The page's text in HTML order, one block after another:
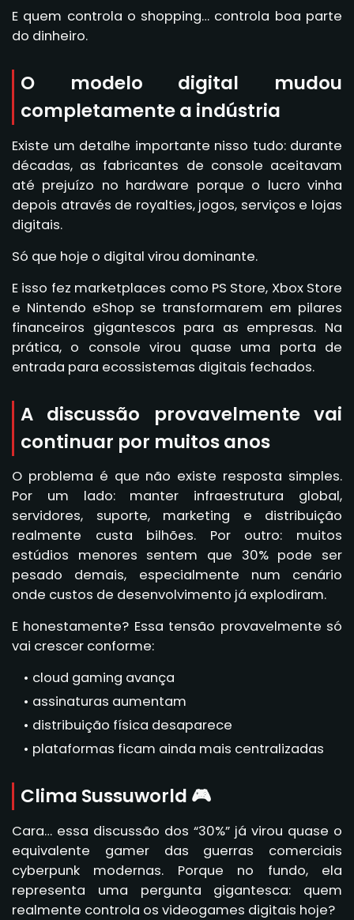
E quem controla o shopping… controla boa parte
do dinheiro.
O modelo digital mudou
completamente a indústria
Existe um detalhe importante nisso tudo: durante
décadas, as fabricantes de console aceitavam
até prejuízo no hardware porque o lucro vinha
depois através de royalties, jogos, serviços e lojas
digitais.
Só que hoje o digital virou dominante.
E isso fez marketplaces como PS Store, Xbox Store
e Nintendo eShop se transformarem em pilares
financeiros gigantescos para as empresas. Na
prática, o console virou quase uma porta de
entrada para ecossistemas digitais fechados.
A discussão provavelmente vai
continuar por muitos anos
O problema é que não existe resposta simples.
Por um lado: manter infraestrutura global,
servidores, suporte, marketing e distribuição
realmente custa bilhões. Por outro: muitos
estúdios menores sentem que 30% pode ser
pesado demais, especialmente num cenário
onde custos de desenvolvimento já explodiram.
E honestamente? Essa tensão provavelmente só
vai crescer conforme:
cloud gaming avança
assinaturas aumentam
distribuição física desaparece
plataformas ficam ainda mais centralizadas
Clima Sussuworld 🎮
Cara… essa discussão dos “30%” já virou quase o
equivalente gamer das guerras comerciais
cyberpunk modernas. Porque no fundo, ela
representa uma pergunta gigantesca: quem
realmente controla os videogames digitais hoje?